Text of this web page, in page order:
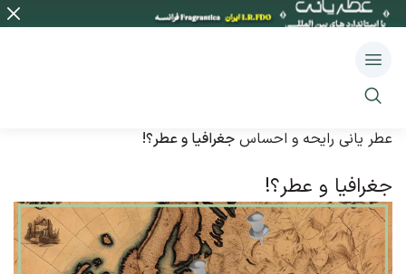
عطر یانی رایحه و احساس جغرافیا و عطر؟!
جغرافیا و عطر؟!